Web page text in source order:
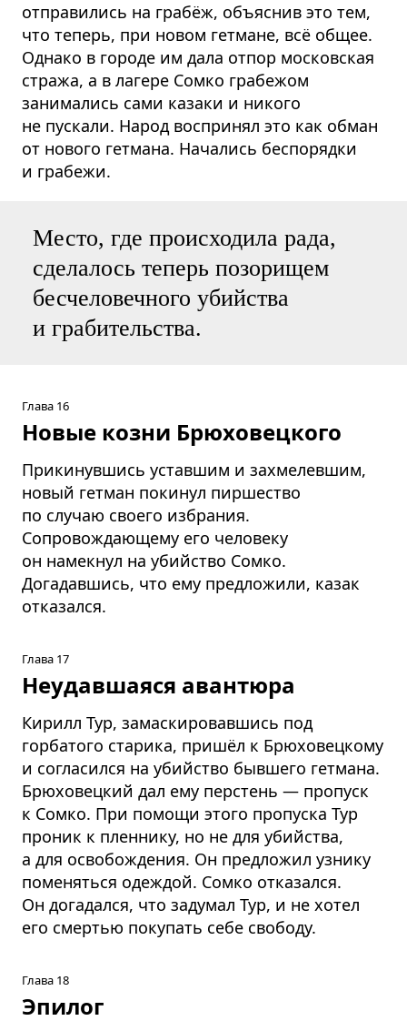
отправились на грабёж, объяснив это тем,
что теперь, при новом гетмане, всё общее.
Однако в городе им дала отпор московская
стража, а в лагере Сомко грабежом
занимались сами казаки и никого
не пускали. Народ воспринял это как обман
от нового гетмана. Начались беспорядки
и грабежи.
Место, где происходила рада,
сделалось теперь позорищем
бесчеловечного убийства
и грабительства.
Глава 16
Новые козни Брюховецкого
Прикинувшись уставшим и захмелевшим,
новый гетман покинул пиршество
по случаю своего избрания.
Сопровождающему его человеку
он намекнул на убийство Сомко.
Догадавшись, что ему предложили, казак
отказался.
Глава 17
Неудавшаяся авантюра
Кирилл Тур, замаскировавшись под
горбатого старика, пришёл к Брюховецкому
и согласился на убийство бывшего гетмана.
Брюховецкий дал ему перстень — пропуск
к Сомко. При помощи этого пропуска Тур
проник к пленнику, но не для убийства,
а для освобождения. Он предложил узнику
поменяться одеждой. Сомко отказался.
Он догадался, что задумал Тур, и не хотел
его смертью покупать себе свободу.
Глава 18
Эпилог